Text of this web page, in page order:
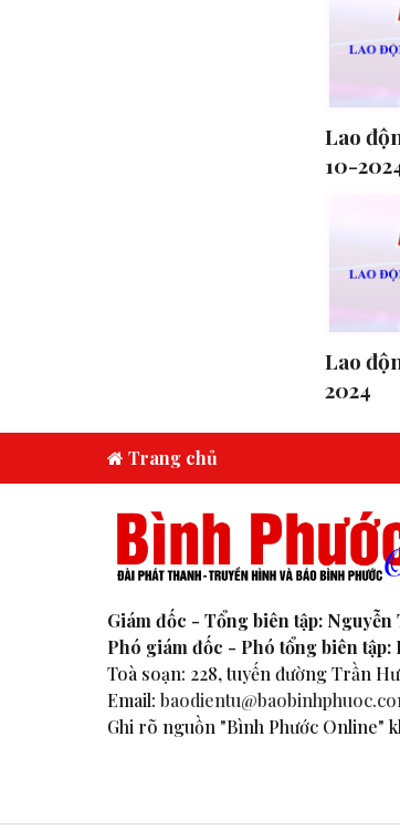
Lao
10-
Lao
2024
Trang chủ
Giám đốc - Tổng biên tập:
Phó giám đốc - Phó tổng biên
Toà soạn: 228, tuyến đường Trần
Email:
Ghi rõ nguồn "Bình Phước Online"